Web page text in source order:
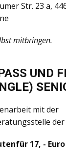
Str. 23 a,
mitbringen.
UND
mit der
17, -